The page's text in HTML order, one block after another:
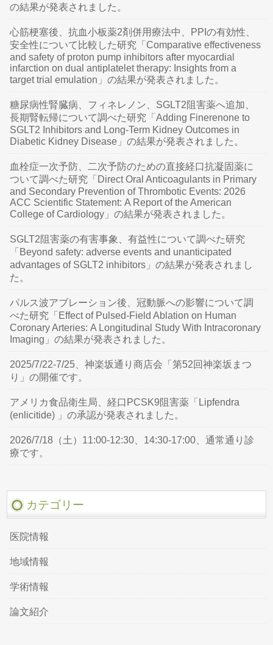
の結果が発表されました。
心筋梗塞後、抗血小板薬2剤併用療法中、PPIの有効性、
安全性について比較した研究「Comparative effectiveness
and safety of proton pump inhibitors after myocardial
infarction on dual antiplatelet therapy: Insights from a
target trial emulation」の結果が発表されました。
糖尿病性腎臓病、フィネレノン、SGLT2阻害薬へ追加、
長期腎転帰について調べた研究「Adding Finerenone to
SGLT2 Inhibitors and Long-Term Kidney Outcomes in
Diabetic Kidney Disease」の結果が発表されました。
血栓症一次予防、二次予防のための直接経口抗凝固薬に
ついて調べた研究「Direct Oral Anticoagulants in Primary
and Secondary Prevention of Thrombotic Events: 2026
ACC Scientific Statement: A Report of the American
College of Cardiology」の結果が発表されました。
SGLT2阻害薬の有害事象、有益性について調べた研究
「Beyond safety: adverse events and unanticipated
advantages of SGLT2 inhibitors」の結果が発表されまし
た。
パルス波アブレーション後、冠動脈への影響について調
べた研究「Effect of Pulsed-Field Ablation on Human
Coronary Arteries: A Longitudinal Study With Intracoronary
Imaging」の結果が発表されました。
2025/7/22-7/25、神楽坂通り商店会「第52回神楽坂まつ
り」の開催です。
アメリカ食品衛生局、経口PCSK9阻害薬「Lipfendra
(enlicitide) 」の承認が発表されました。
2026/7/18（土）11:00-12:30、14:30-17:00、通常通り診
療です。
カテゴリー
医院情報
地域情報
学術情報
論文紹介